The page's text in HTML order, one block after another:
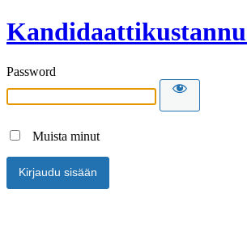
Password
Muista minut